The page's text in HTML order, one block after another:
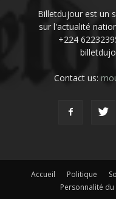
Billetdujour est un
sur l'actualité
+224
Contact us:
Accueil Politique
Personnalité